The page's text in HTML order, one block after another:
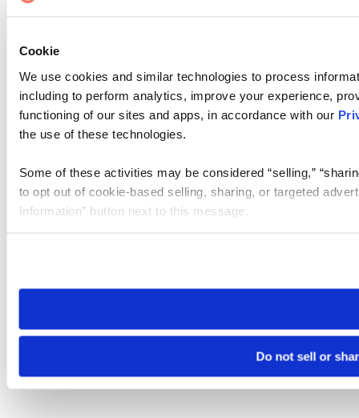
Cookie
We use cookies and similar technologies to process
including to perform analytics, improve your experience,
functioning of our sites and apps, in accordance with our
the use of these technologies.
Some of these activities may be considered “selling,”
to opt out of cookie-based selling, sharing, or targeted
Information” button next to this message.
need to be set again.
Do not sell or